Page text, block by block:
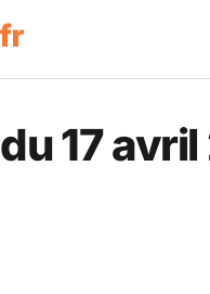
17 avril